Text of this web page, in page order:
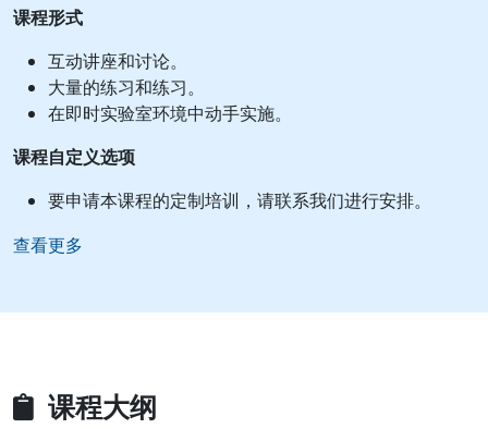
课程形式
互动讲座和讨论。
大量的练习和练习。
在即时实验室环境中动手实施。
课程自定义选项
要申请本课程的定制培训，请联系我们进行安排。
查看更多
课程大纲